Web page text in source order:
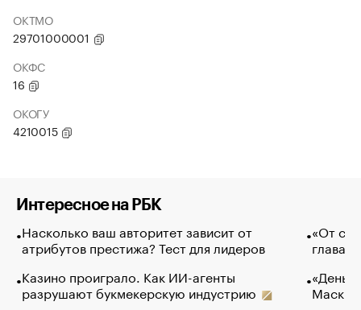
ОКТМО
29701000001
ОКФС
16
ОКОГУ
4210015
Интересное на РБК
Насколько ваш авторитет зависит от
атрибутов престижа? Тест для лидеров
Казино проиграло. Как ИИ-агенты
разрушают букмекерскую индустрию
«От
глава
Маск в